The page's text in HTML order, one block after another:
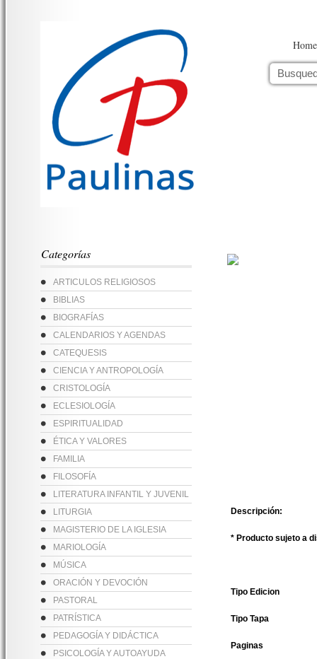
Home
Categorías
ARTICULOS RELIGIOSOS
BIBLIAS
BIOGRAFÍAS
CALENDARIOS Y AGENDAS
CATEQUESIS
CIENCIA Y ANTROPOLOGÍA
CRISTOLOGÍA
ECLESIOLOGÍA
ESPIRITUALIDAD
ÉTICA Y VALORES
FAMILIA
FILOSOFÍA
LITERATURA INFANTIL Y JUVENIL
LITURGIA
MAGISTERIO DE LA IGLESIA
MARIOLOGÍA
MÚSICA
ORACIÓN Y DEVOCIÓN
PASTORAL
PATRÍSTICA
PEDAGOGÍA Y DIDÁCTICA
PSICOLOGÍA Y AUTOAYUDA
Descripción:
* Producto sujeto a
Tipo Edicion
Tipo Tapa
Paginas